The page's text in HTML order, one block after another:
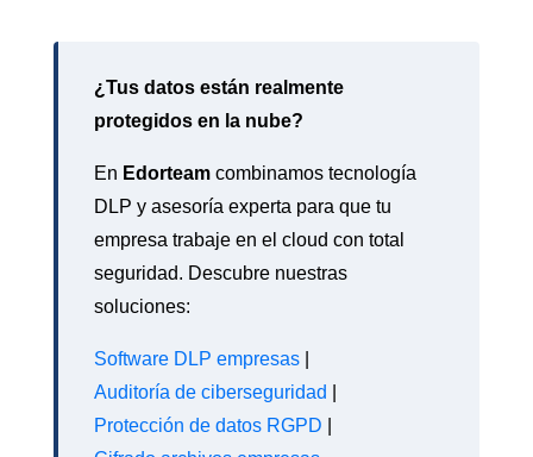
¿Tus datos están realmente
protegidos en la nube?
En Edorteamcombinamos tecnología
DLP y asesoría experta para que tu
empresa trabaje en el cloud con total
seguridad. Descubre nuestras
soluciones:
Software DLP empresas|
Auditoría de ciberseguridad
Protección de datos RGPD